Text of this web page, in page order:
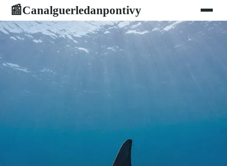
📰Canalguerledanpontivy